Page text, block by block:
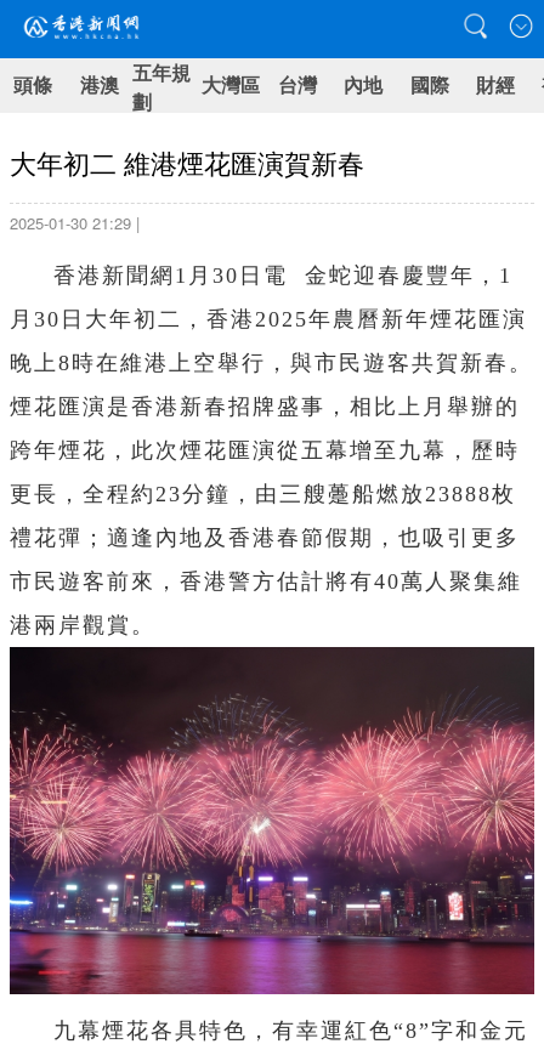
頭條 港澳 五年規
劃
大灣區 台灣 內地 國際 財經
大年初二 維港煙花匯演賀新春
2025-01-30 21:29 |
香港新聞網1月30日電 金蛇迎春慶豐年，1
月30日大年初二，香港2025年農曆新年煙花匯演
晚上8時在維港上空舉行，與市民遊客共賀新春。
煙花匯演是香港新春招牌盛事，相比上月舉辦的
跨年煙花，此次煙花匯演從五幕增至九幕，歷時
更長，全程約23分鐘，由三艘躉船燃放23888枚
禮花彈；適逢內地及香港春節假期，也吸引更多
市民遊客前來，香港警方估計將有40萬人聚集維
港兩岸觀賞。
九幕煙花各具特色，有幸運紅色“8”字和金元